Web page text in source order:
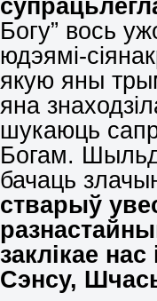
Богу” вось
юдэямі-
якую яны
яна
шукаюць
Богам.
бачаць
стварыў
заклікае
Сэнсу,